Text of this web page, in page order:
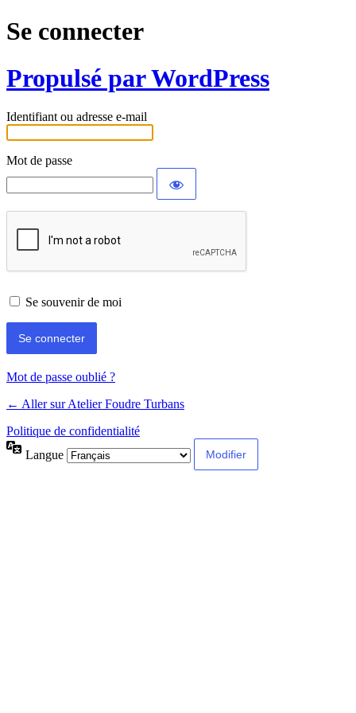
Se connecter
Propulsé par WordPress
Identifiant ou adresse e-mail
Mot de passe
Se souvenir de moi
Mot de passe oublié ?
← Aller sur Atelier Foudre Turbans
Politique de confidentialité
Langue